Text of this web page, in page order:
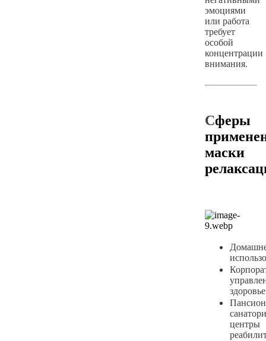
эмоциями
или работа
требует
особой
концентрации
внимания.
Сферы
маски
центры